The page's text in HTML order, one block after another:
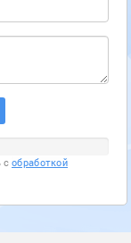
с обработкой